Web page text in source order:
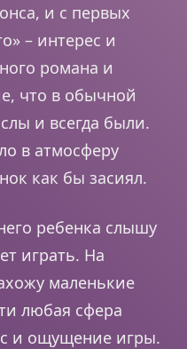
и с первых
– интерес и
романа и
что в обычной
и всегда были.
в атмосферу
как бы засиял.
ребенка слышу
играть. На
маленькие
любая сфера
и ощущение игры.